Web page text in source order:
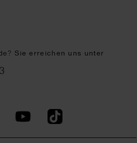
Sie erreichen uns unter
PinterestYouTubeTikTok